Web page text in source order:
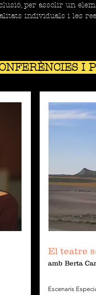
per assolir un
individuals i les
I
El teatre
amb Berta
Escenaris